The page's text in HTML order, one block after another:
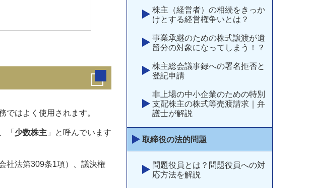
ではよく使用されます。
「 少数株主 」と呼んでいます
社法第309条1項）、議決権
株主（経営者）の相続をきっか
けとする経営権争いとは？
事業承継のための株式譲渡が遺
留分の対象になってしまう！？
株主総会議事録への署名拒否と
登記申請
非上場の中小企業のための特別
支配株主の株式等売渡請求｜弁
護士が解説
取締役の法的問題
問題役員とは？問題役員への対
応方法を解説